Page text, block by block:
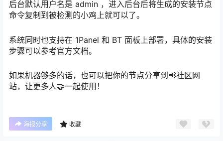
后台默认用户名是 admin ，进入后台后将生成的安装节点
命令复制到被检测的小鸡上就可以了。
系统同时也支持在 1Panel 和 BT 面板上部署，具体的安装
步骤可以参考官方文档。
如果机器够多的话，也可以把你的节点分享到📢社区网
站，让更多人🤝一起使用！
海报分享 收藏